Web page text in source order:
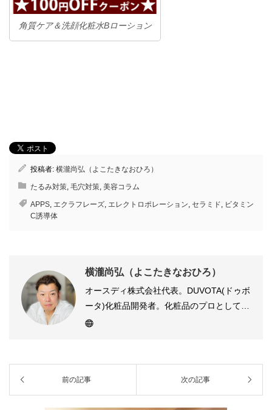
角質ケア＆洗顔化粧水Bローション
投稿者: 横瀧尚弘（よこたきなおひろ）
たるみ対策, 毛穴対策, 美容コラム
APPS, エクラフレーズ, エレクトロポレーション, セラミド, ビタミン
C誘導体
横瀧尚弘（よこたきなおひろ）
オースディ株式会社代表。DUVOTA(ドゥボ
ータ)化粧品開発者。化粧品のプロとして、
DUVOTA（ドゥボータ）化粧品の使い方
ク、水泳 、フルマラソン、動物好き。
前の記事 次の記事